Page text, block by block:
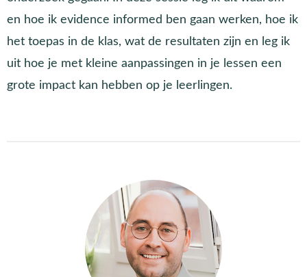
en hoe ik evidence informed ben gaan werken, hoe ik
het toepas in de klas, wat de resultaten zijn en leg ik
uit hoe je met kleine aanpassingen in je lessen een
grote impact kan hebben op je leerlingen.